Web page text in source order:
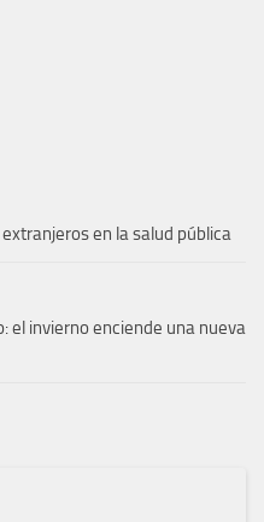
en la salud pública
el invierno enciende una nueva